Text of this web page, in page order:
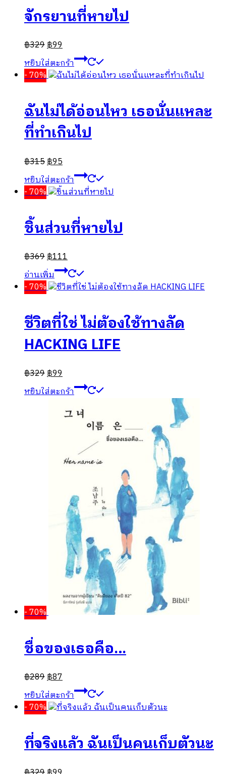
จักรยานที่หายไป
฿329฿99
หยิบใส่ตะกร้า
- 70%
ฉันไม่ได้อ่อนไหว เธอนั่นแหละ
ที่ทำเกินไป
฿315฿95
หยิบใส่ตะกร้า
- 70%
ชิ้นส่วนที่หายไป
฿369฿111
อ่านเพิ่ม
- 70%
ชีวิตที่ใช่ ไม่ต้องใช้ทางลัด
HACKING LIFE
฿329฿99
หยิบใส่ตะกร้า
- 70%
ชื่อของเธอคือ…
฿289฿87
หยิบใส่ตะกร้า
- 70%
ที่จริงแล้ว ฉันเป็นคนเก็บตัวนะ